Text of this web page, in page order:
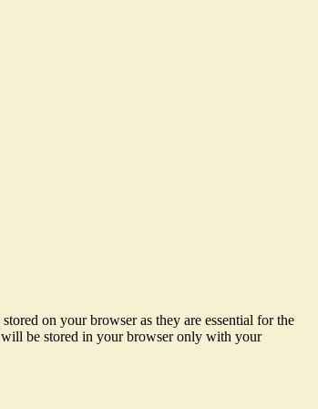
on your browser as they are essential for the
will be stored in your browser only with your